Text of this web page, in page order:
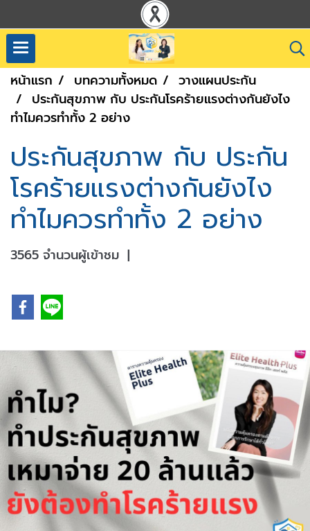
หน้าแรก บทความทั้งหมด
วางแผนประกัน
ประกันสุขภาพ กับ ประกันโรคร้ายแรงต่างกันยังไง
ทำไมควรทำทั้ง 2 อย่าง
ประกันสุขภาพ กับ ประกัน
โรคร้ายแรงต่างกันยังไง
ทำไมควรทำทั้ง 2 อย่าง
3565 จำนวนผู้เข้าชม |